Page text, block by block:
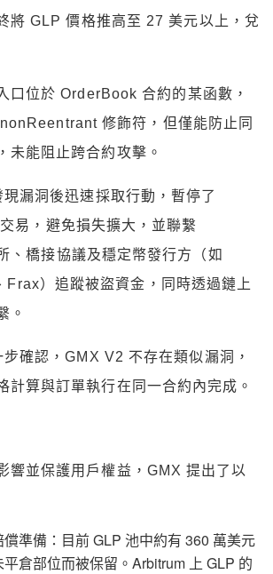
將 GLP 價格推高至 27 美元以上，兌
口位於 OrderBook 合約的某函數，
修飾符，但僅能防止同
未能阻止跨合約攻擊。
漏洞後迅速採取行動，暫停了
易，避免損失擴大，並聯繫
、橋接協議及穩定幣發行方（如
）追蹤被盜資金，同時透過鏈上
。
確認，GMX V2 不存在類似漏洞，
計算與訂單執行在同一合約內完成。
響並保護用戶權益，GMX 提出了以
準備：目前 GLP 池中約有 360 萬美元
倉部位而被保留。Arbitrum 上 GLP 的